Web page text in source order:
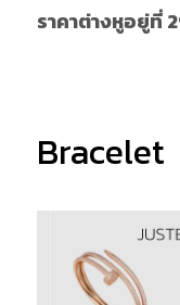
ราคาต่างหูอยู่ที่
Bracelet